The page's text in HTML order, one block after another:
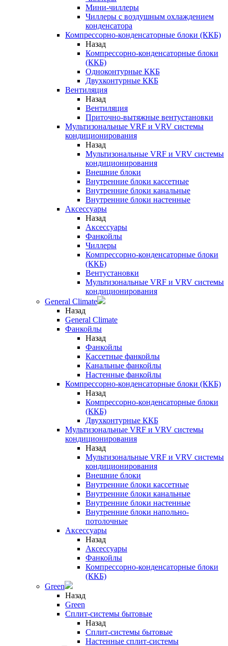
Мини-чиллеры
Чиллеры с воздушным охлаждением
конденсатора
Компрессорно-конденсаторные блоки (ККБ)
Назад
Компрессорно-конденсаторные блоки
(ККБ)
Одноконтурные ККБ
Двухконтурные ККБ
Вентиляция
Назад
Вентиляция
Приточно-вытяжные вентустановки
Мультизональные VRF и VRV системы
кондиционирования
Назад
Мультизональные VRF и VRV системы
кондиционирования
Внешние блоки
Внутренние блоки кассетные
Внутренние блоки канальные
Внутренние блоки настенные
Аксессуары
Назад
Аксессуары
Фанкойлы
Чиллеры
Компрессорно-конденсаторные блоки
(ККБ)
Вентустановки
Мультизональные VRF и VRV системы
кондиционирования
General Climate
Назад
General Climate
Фанкойлы
Назад
Фанкойлы
Кассетные фанкойлы
Канальные фанкойлы
Настенные фанкойлы
Компрессорно-конденсаторные блоки (ККБ)
Назад
Компрессорно-конденсаторные блоки
(ККБ)
Двухконтурные ККБ
Мультизональные VRF и VRV системы
кондиционирования
Назад
Мультизональные VRF и VRV системы
кондиционирования
Внешние блоки
Внутренние блоки кассетные
Внутренние блоки канальные
Внутренние блоки настенные
Внутренние блоки напольно-
потолочные
Аксессуары
Назад
Аксессуары
Фанкойлы
Компрессорно-конденсаторные блоки
(ККБ)
Green
Назад
Green
Сплит-системы бытовые
Назад
Сплит-системы бытовые
Настенные сплит-системы